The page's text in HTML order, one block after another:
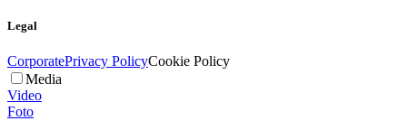
Legal
CorporatePrivacy PolicyCookie Policy
Media
Video
Foto